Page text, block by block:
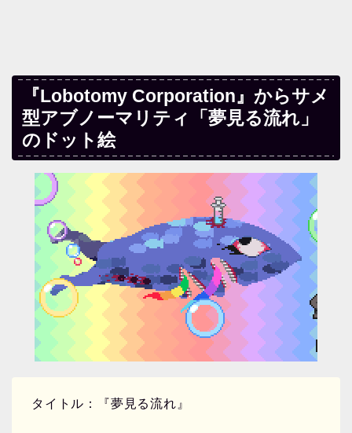
『Lobotomy Corporation』からサメ
型アブノーマリティ「夢見る流れ」
のドット絵
タイトル：『夢見る流れ』